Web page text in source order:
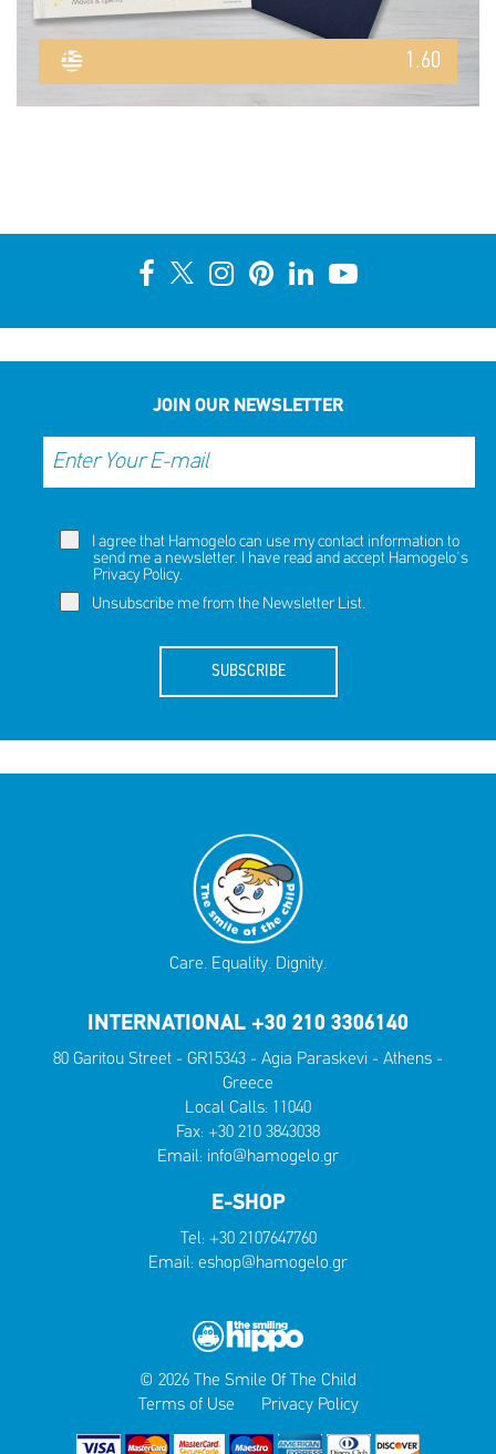
1.60
JOIN OUR NEWSLETTER
I agree that Hamogelo can use my contact information to
send me a newsletter. I have read and accept Hamogelo's
Privacy Policy.
Unsubscribe me from the Newsletter List.
SUBSCRIBE
Care. Equality. Dignity.
INTERNATIONAL +30 210 3306140
80 Garitou Street - GR15343 - Agia Paraskevi - Athens -
Greece
Local Calls: 11040
Fax: +30 210 3843038
Email: info@hamogelo.gr
E-SHOP
Tel: +30 2107647760
Email: eshop@hamogelo.gr
© 2026 The Smile Of The Child
Terms of Use
Privacy Policy